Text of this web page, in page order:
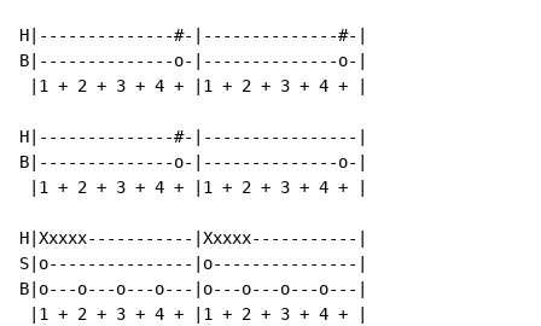
H|--------------#-|--------------#-|
B|--------------o-|--------------o-|
|1 + 2 + 3 + 4 + |1 + 2 + 3 + 4 + |
H|--------------#-|----------------|
B|--------------o-|--------------o-|
|1 + 2 + 3 + 4 + |1 + 2 + 3 + 4 + |
H|Xxxxx-----------|Xxxxx-----------|
S|o---------------|o---------------|
B|o---o---o---o---|o---o---o---o---|
|1 + 2 + 3 + 4 + |1 + 2 + 3 + 4 + |